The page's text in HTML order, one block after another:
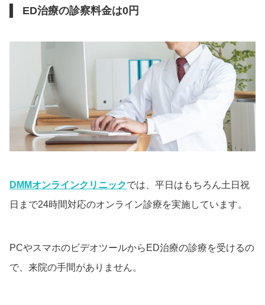
ED治療の診察料金は0円
DMMオンラインクリニックでは、平日はもちろん土日祝
日まで24時間対応のオンライン診療を実施しています。
PCやスマホのビデオツールからED治療の診療を受けるの
で、来院の手間がありません。